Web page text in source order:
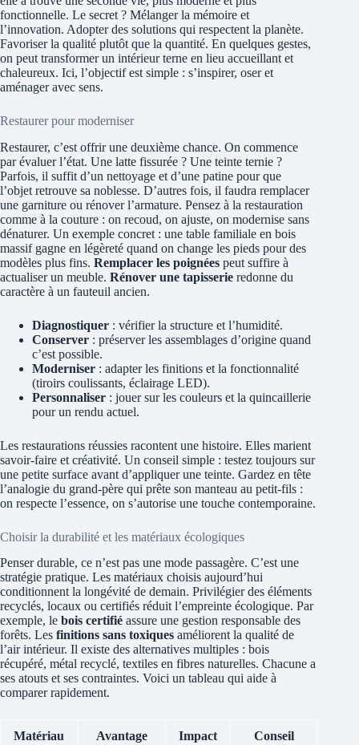
fonctionnelle. Le secret ? Mélanger la mémoire et
l’innovation. Adopter des solutions qui respectent la planète.
Favoriser la qualité plutôt que la quantité. En quelques gestes,
on peut transformer un intérieur terne en lieu accueillant et
chaleureux. Ici, l’objectif est simple : s’inspirer, oser et
aménager avec sens.
Restaurer pour moderniser
Restaurer, c’est offrir une deuxième chance. On commence
par évaluer l’état. Une latte fissurée ? Une teinte ternie ?
Parfois, il suffit d’un nettoyage et d’une patine pour que
l’objet retrouve sa noblesse. D’autres fois, il faudra remplacer
une garniture ou rénover l’armature. Pensez à la restauration
comme à la couture : on recoud, on ajuste, on modernise sans
dénaturer. Un exemple concret : une table familiale en bois
massif gagne en légèreté quand on change les pieds pour des
modèles plus fins. Remplacer les poignées peut suffire à
actualiser un meuble. Rénover une tapisserie redonne du
caractère à un fauteuil ancien.
Diagnostiquer : vérifier la structure et l’humidité.
Conserver : préserver les assemblages d’origine quand
c’est possible.
Moderniser : adapter les finitions et la fonctionnalité
(tiroirs coulissants, éclairage LED).
Personnaliser : jouer sur les couleurs et la quincaillerie
pour un rendu actuel.
Les restaurations réussies racontent une histoire. Elles marient
savoir-faire et créativité. Un conseil simple : testez toujours sur
une petite surface avant d’appliquer une teinte. Gardez en tête
l’analogie du grand-père qui prête son manteau au petit-fils :
on respecte l’essence, on s’autorise une touche contemporaine.
Choisir la durabilité et les matériaux écologiques
Penser durable, ce n’est pas une mode passagère. C’est une
stratégie pratique. Les matériaux choisis aujourd’hui
conditionnent la longévité de demain. Privilégier des éléments
recyclés, locaux ou certifiés réduit l’empreinte écologique. Par
exemple, le bois certifié assure une gestion responsable des
forêts. Les finitions sans toxiques améliorent la qualité de
l’air intérieur. Il existe des alternatives multiples : bois
récupéré, métal recyclé, textiles en fibres naturelles. Chacune a
ses atouts et ses contraintes. Voici un tableau qui aide à
comparer rapidement.
Matériau Avantage Impact Conseil